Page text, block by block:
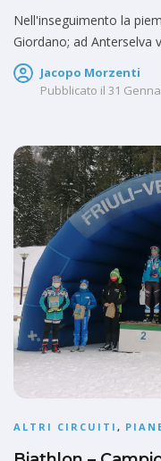
Nell'inseguimento la
Giordano; ad Anterselva
Jacopo Morzenti
Pubblicato il 31
ALTRI CIRCUITI ,